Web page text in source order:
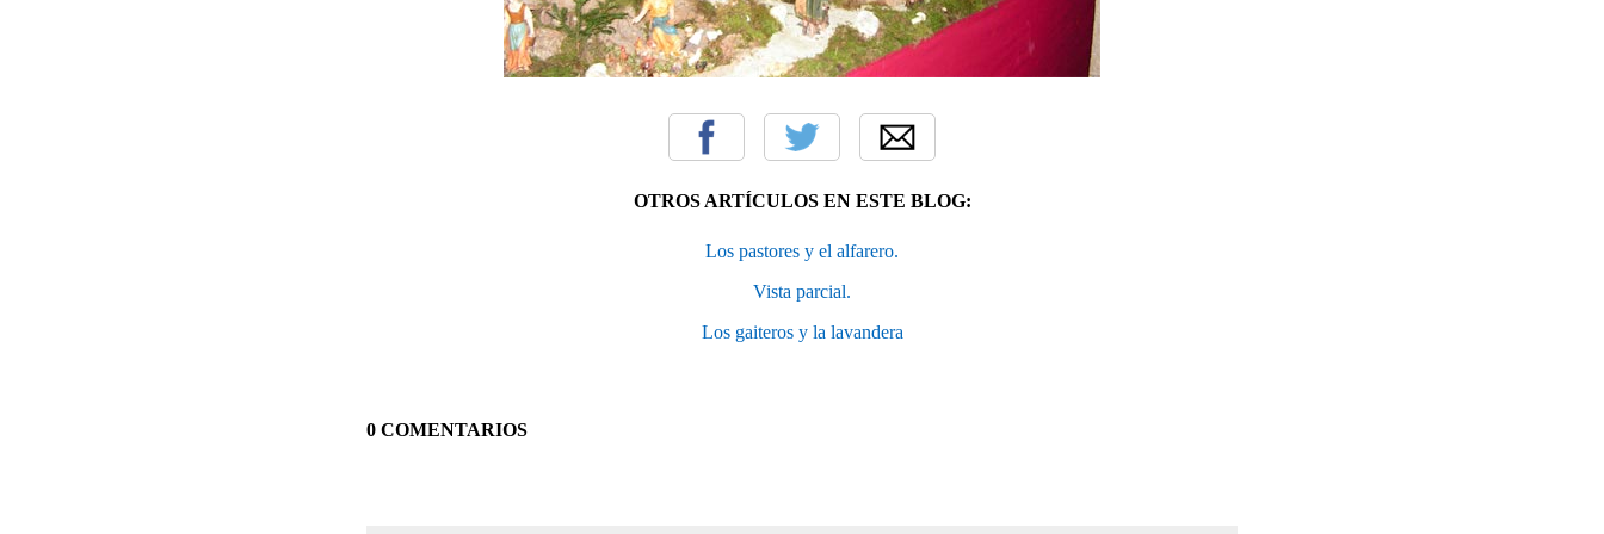
OTROS ARTÍCULOS EN ESTE BLOG:
Los pastores y el alfarero.
Vista parcial.
Los gaiteros y la lavandera
0 COMENTARIOS